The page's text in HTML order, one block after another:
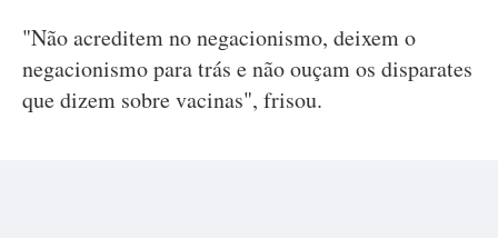
"Não acreditem no negacionismo, deixem o
negacionismo para trás e não ouçam os disparates
que dizem sobre vacinas", frisou.